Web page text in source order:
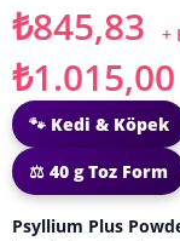
₺845,83 +
₺1.015,00
🐾 Kedi & Köpek
⚖️ 40 g Toz Form
Psyllium Plus